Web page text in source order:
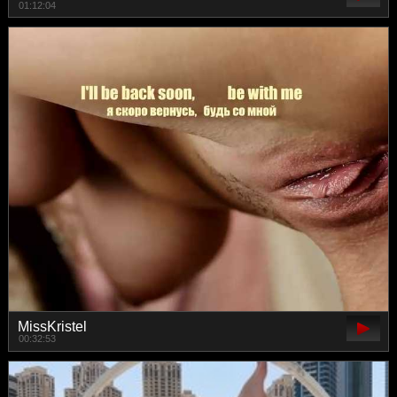
01:12:04
MissKristel
00:32:53